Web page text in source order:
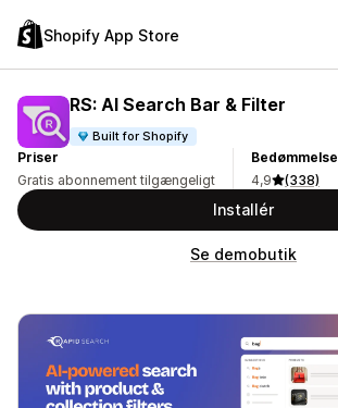
Shopify App Store
RS: AI Search Bar & Filter
Built for Shopify
Priser
Gratis abonnement tilgængeligt
Bedømmelse
4,9
(338)
Installér
Se demobutik